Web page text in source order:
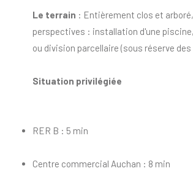
Le terrain : Entièrement clos et
perspectives : installation d'une
ou division parcellaire (sous réserve
Situation privilégiée
RER B : 5 min
Centre commercial Auchan : 8 min